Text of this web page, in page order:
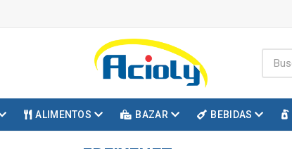
ALIMENTOS BAZAR BEBIDAS